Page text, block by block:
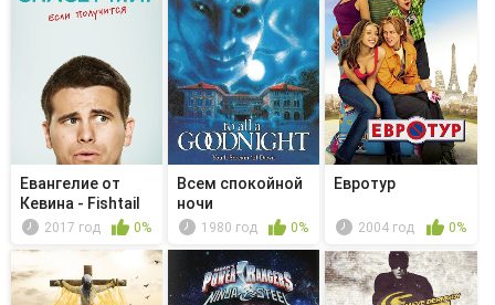
Евангелие от
Кевина - Fishtail
2017 год 0%
Всем спокойной
ночи
1980 год 0%
Евротур
2004 год 0%